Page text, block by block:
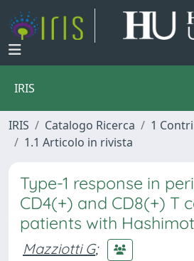
IRIS
IRIS Catalogo Ricerca
1
1.1 Articolo in rivista
Type-1 response in
CD4(+) and CD8(+) T
patients with
Mazziotti G;